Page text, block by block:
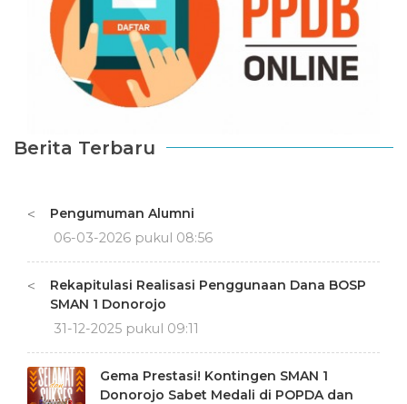
Berita Terbaru
<
Pengumuman Alumni
06-03-2026 pukul 08:56
<
Rekapitulasi Realisasi Penggunaan Dana BOSP
SMAN 1 Donorojo
31-12-2025 pukul 09:11
Gema Prestasi! Kontingen SMAN 1
Donorojo Sabet Medali di POPDA dan